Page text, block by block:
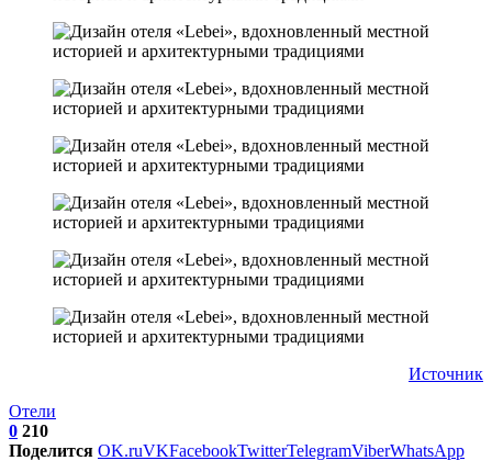
Источник
Отели
0 210
Поделится OK.ruVKFacebookTwitterTelegramViberWhatsApp